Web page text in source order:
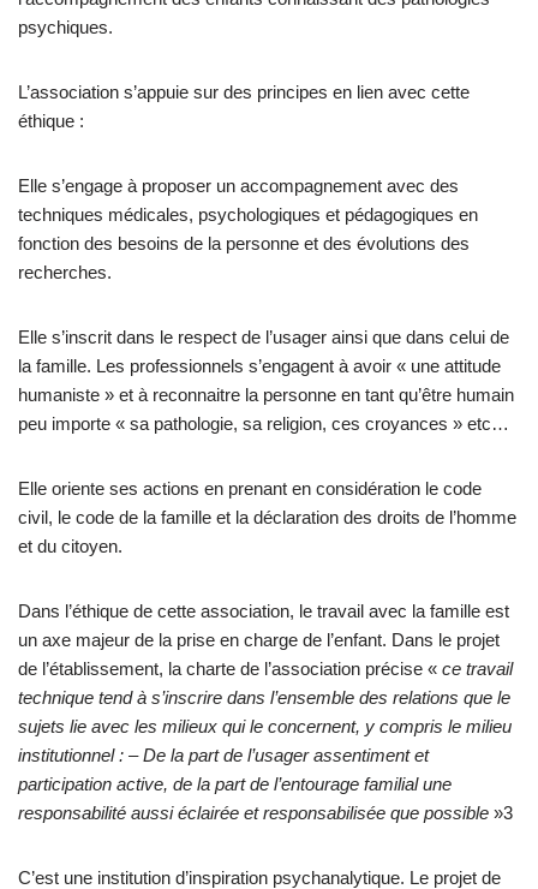
psychiques.
L’association s’appuie sur des principes en lien avec cette
éthique :
Elle s’engage à proposer un accompagnement avec des
techniques médicales, psychologiques et pédagogiques en
fonction des besoins de la personne et des évolutions des
recherches.
Elle s’inscrit dans le respect de l’usager ainsi que dans celui de
la famille. Les professionnels s’engagent à avoir « une attitude
humaniste » et à reconnaitre la personne en tant qu’être humain
peu importe « sa pathologie, sa religion, ces croyances » etc…
Elle oriente ses actions en prenant en considération le code
civil, le code de la famille et la déclaration des droits de l’homme
et du citoyen.
Dans l’éthique de cette association, le travail avec la famille est
un axe majeur de la prise en charge de l’enfant. Dans le projet
de l’établissement, la charte de l’association précise « ce travail
technique tend à s’inscrire dans l’ensemble des relations que le
sujets lie avec les milieux qui le concernent, y compris le milieu
institutionnel : – De la part de l’usager assentiment et
participation active, de la part de l’entourage familial une
responsabilité aussi éclairée et responsabilisée que possible »3
C’est une institution d’inspiration psychanalytique. Le projet de